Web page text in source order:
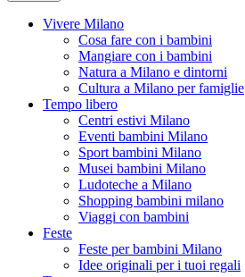
Vivere Milano
Cosa fare con i bambini
Mangiare con i bambini
Natura a Milano e dintorni
Cultura a Milano per famiglie
Tempo libero
Centri estivi Milano
Eventi bambini Milano
Sport bambini Milano
Musei bambini Milano
Ludoteche a Milano
Shopping bambini milano
Viaggi con bambini
Feste
Feste per bambini Milano
Idee originali per i tuoi regali